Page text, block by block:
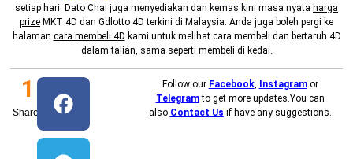
setiap hari. Dato Chai juga menyediakan dan kemas kini masa nyata harga
prize MKT 4D dan Gdlotto 4D terkini di Malaysia. Anda juga boleh pergi ke
halaman cara membeli 4D kami untuk melihat cara membeli dan bertaruh 4D
dalam talian, sama seperti membeli di kedai.
Shares
1 Follow our Facebook, Instagram or
Telegramto get more updates.You can
also Contact Us if have any suggestions.